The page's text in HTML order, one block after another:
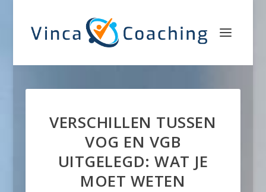
VERSCHILLEN TUSSEN
VOG EN VGB
UITGELEGD: WAT JE
MOET WETEN